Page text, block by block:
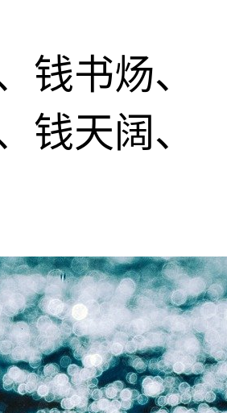
钱书炀、
钱天阔、